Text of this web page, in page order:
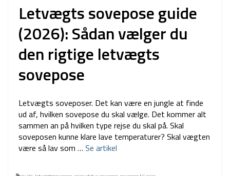
Letvægts sovepose guide
(2026): Sådan vælger du
den rigtige letvægts
sovepose
Letvægts soveposer. Det kan være en jungle at finde
ud af, hvilken sovepose du skal vælge. Det kommer alt
sammen an på hvilken type rejse du skal på. Skal
soveposen kunne klare lave temperaturer? Skal vægten
være så lav som … Se artikel